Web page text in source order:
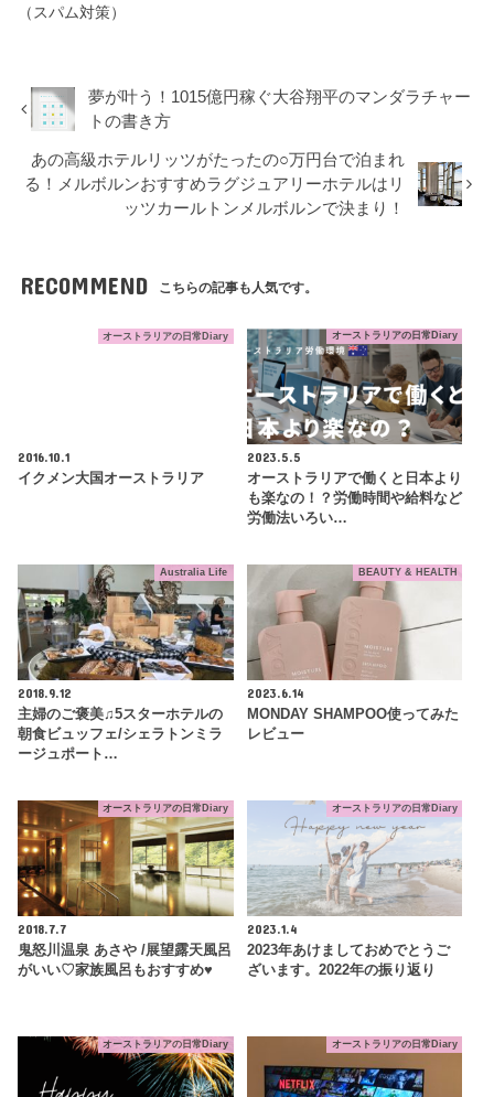
（スパム対策）
夢が叶う！1015億円稼ぐ大谷翔平のマンダラチャー
トの書き方
あの高級ホテルリッツがたったの○万円台で泊まれ
る！メルボルンおすすめラグジュアリーホテルはリ
ッツカールトンメルボルンで決まり！
RECOMMEND こちらの記事も人気です。
オーストラリアの日常Diary
2016.10.1
イクメン大国オーストラリア
オーストラリアの日常Diary
2023.5.5
オーストラリアで働くと日本より
も楽なの！？労働時間や給料など
労働法いろい…
Australia Life
2018.9.12
主婦のご褒美♫5スターホテルの
朝食ビュッフェ/シェラトンミラ
ージュポート…
BEAUTY & HEALTH
2023.6.14
MONDAY SHAMPOO使ってみた
レビュー
オーストラリアの日常Diary
2018.7.7
鬼怒川温泉 あさや /展望露天風呂
がいい♡家族風呂もおすすめ♥
オーストラリアの日常Diary
2023.1.4
2023年あけましておめでとうご
ざいます。2022年の振り返り
オーストラリアの日常Diary オーストラリアの日常Diary